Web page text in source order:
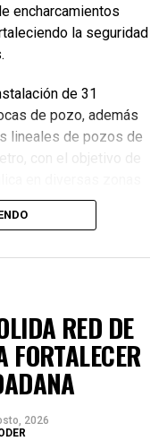
encharcamientos
la seguridad
de 31
de pozo, además
lineales de pozos de
con el objetivo de
de la Presidencia
Pantoja, supervisó
infraestructura.
RED DE
FORTALECER
2026